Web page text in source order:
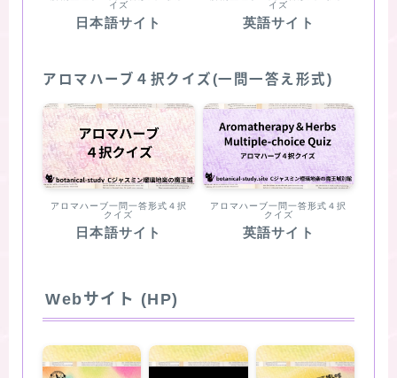
イズ
日本語サイト
イズ
英語サイト
アロマハーブ４択クイズ(一問一答え形式)
アロマハーブ一問一答形式４択
クイズ
日本語サイト
アロマハーブ一問一答形式４択
クイズ
英語サイト
Webサイト (HP)